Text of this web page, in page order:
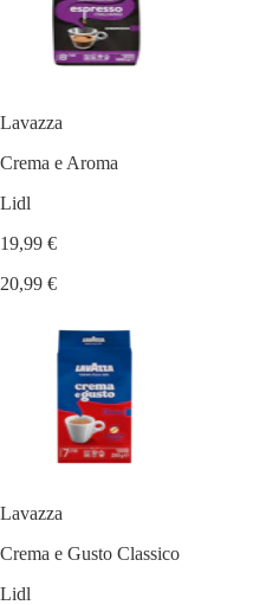
Lavazza
Crema e Aroma
Lidl
19,99 €
20,99 €
Lavazza
Crema e Gusto Classico
Lidl